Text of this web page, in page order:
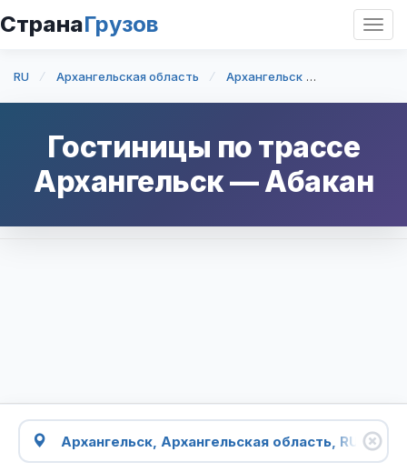
СтранаГрузов
RU Архангельская область Архангельск
Гостиницы по трассе
Архангельск—Абакан